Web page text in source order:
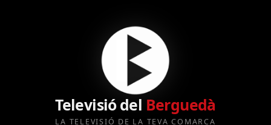
Televisió del Berguedà
LA TELEVISIÓ DE LA TEVA COMARCA